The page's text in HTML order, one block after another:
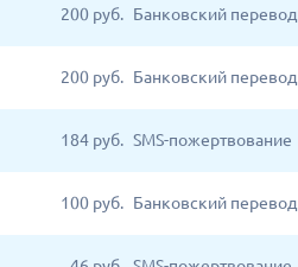
200 руб. Банковский перевод
200 руб. Банковский перевод
184 руб. SMS-пожертвование
100 руб. Банковский перевод